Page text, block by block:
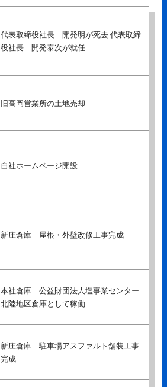
代表取締役社長 開発明が死去 代表取締
役社長 開発泰次が就任
旧高岡営業所の土地売却
自社ホームページ開設
新庄倉庫 屋根・外壁改修工事完成
本社倉庫 公益財団法人塩事業センター
北陸地区倉庫として稼働
新庄倉庫 駐車場アスファルト舗装工事
完成